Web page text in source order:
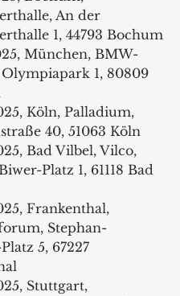
An der
1, 44793 Bochum
München, BMW-
1, 80809
Köln, Palladium,
40, 51063 Köln
Bad Vilbel, Vilco,
Platz 1, 61118 Bad
Frankenthal,
Stephan-
5, 67227
Stuttgart,